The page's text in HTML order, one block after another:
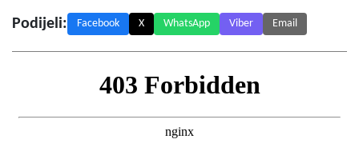
Podijeli: Facebook X WhatsApp Viber Email